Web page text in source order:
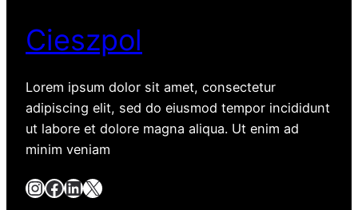
Cieszpol
Lorem ipsum dolor sit amet, consectetur
adipiscing elit, sed do eiusmod tempor incididunt
ut labore et dolore magna aliqua. Ut enim ad
minim veniam
InstagramFacebook LinkedIn X